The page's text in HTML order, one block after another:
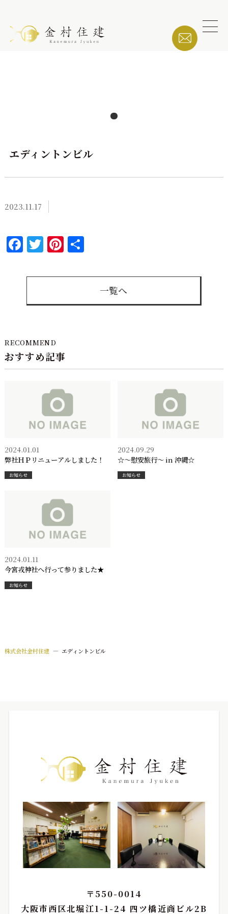
エディントンビル
2023.11.17
Facebook
Twitter
Pinterest
共
一覧へ
RECOMMEND
おすすめ記事
弊社ＨＰリニューアルしました！
2024.01.01
お知らせ
☆～慰安旅行～ in 沖縄☆
2024.09.29
お知らせ
今宮戎神社へ行って参りました★
2024.01.11
お知らせ
株式会社金村住建 — エディントンビル
〒550-0014
大阪市西区北堀江1-1-24 四ツ橋近商ビル2B